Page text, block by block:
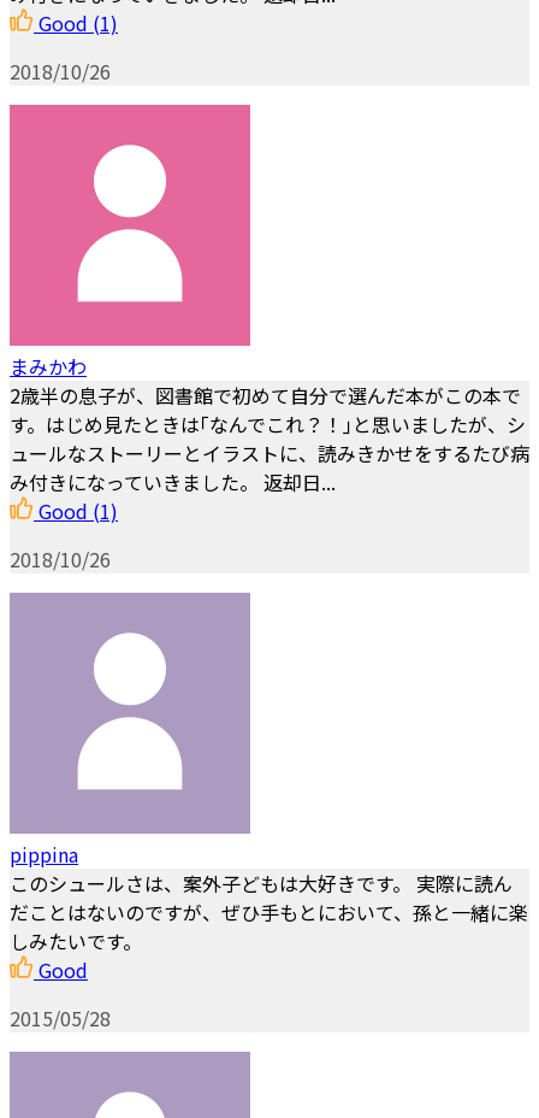
Good (1)
2018/10/26
まみかわ
2歳半の息子が、図書館で初めて自分で選んだ本がこの本で
す。はじめ見たときは｢なんでこれ？！｣と思いましたが、シ
ュールなストーリーとイラストに、読みきかせをするたび病
み付きになっていきました。 返却日...
Good (1)
2018/10/26
pippina
このシュールさは、案外子どもは大好きです。 実際に読ん
だことはないのですが、ぜひ手もとにおいて、孫と一緒に楽
しみたいです。
Good
2015/05/28